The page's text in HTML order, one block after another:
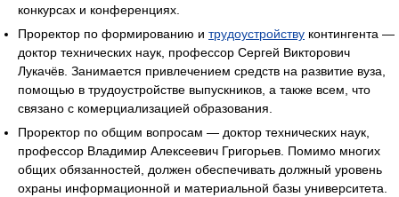
конкурсах и конференциях.
Проректор по формированию и трудоустройству контингента —
доктор технических наук, профессор Сергей Викторович
Лукачёв. Занимается привлечением средств на развитие вуза,
помощью в трудоустройстве выпускников, а также всем, что
связано с комерциализацией образования.
Проректор по общим вопросам — доктор технических наук,
профессор Владимир Алексеевич Григорьев. Помимо многих
общих обязанностей, должен обеспечивать должный уровень
охраны информационной и материальной базы университета.